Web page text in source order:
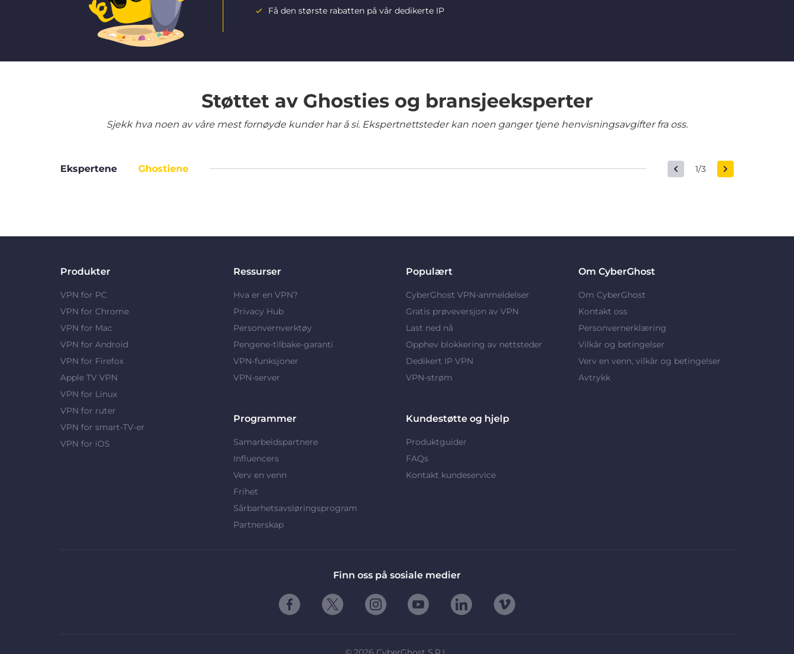
Få den største rabatten på vår dedikerte IP
Støttet av Ghosties og bransjeeksperter
Sjekk hva noen av våre mest fornøyde kunder har å si. Ekspertnettsteder kan noen ganger tjene henvisningsavgifter fra oss.
Ekspertene Ghostiene 1/3
Produkter
VPN for PC
VPN for Chrome
VPN for Mac
VPN for Android
VPN for Firefox
Apple TV VPN
VPN for Linux
VPN for ruter
VPN for smart-TV-er
VPN for iOS
Ressurser
Hva er en VPN?
Privacy Hub
Personvernverktøy
Pengene-tilbake-garanti
VPN-funksjoner
VPN-server
Populært
CyberGhost VPN-anmeldelser
Gratis prøveversjon av VPN
Last ned nå
Opphev blokkering av nettsteder
Dedikert IP VPN
VPN-strøm
Om CyberGhost
Om CyberGhost
Kontakt oss
Personvernerklæring
Vilkår og betingelser
Verv en venn, vilkår og betingelser
Avtrykk
Programmer
Samarbeidspartnere
Influencers
Verv en venn
Frihet
Sårbarhetsavsløringsprogram
Partnerskap
Kundestøtte og hjelp
Produktguider
FAQs
Kontakt kundeservice
Finn oss på sosiale medier